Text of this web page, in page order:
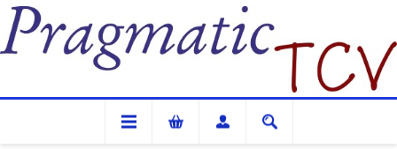
Pragmatic TCV